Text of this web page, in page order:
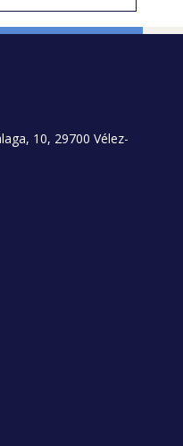
en
la
o
un
problema
10, 29700 Vélez-